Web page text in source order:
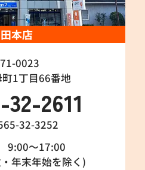
本店
0023
1丁目66番地
32-2611
32-3252
9:00～17:00
年末年始を除く)